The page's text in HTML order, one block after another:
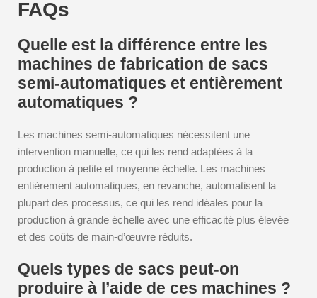
FAQs
Quelle est la différence entre les
machines de fabrication de sacs
semi-automatiques et entièrement
automatiques ?
Les machines semi-automatiques nécessitent une
intervention manuelle, ce qui les rend adaptées à la
production à petite et moyenne échelle. Les machines
entièrement automatiques, en revanche, automatisent la
plupart des processus, ce qui les rend idéales pour la
production à grande échelle avec une efficacité plus élevée
et des coûts de main-d’œuvre réduits.
Quels types de sacs peut-on
produire à l’aide de ces machines ?